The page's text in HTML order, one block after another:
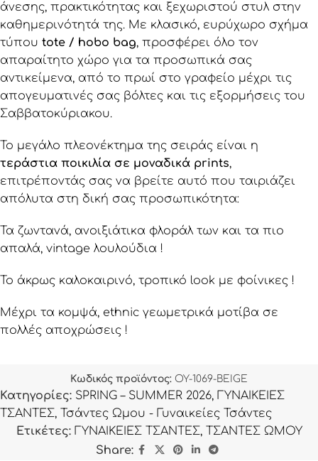
άνεσης, πρακτικότητας και ξεχωριστού στυλ στην
καθημερινότητά της. Με κλασικό, ευρύχωρο σχήμα
τύπου tote / hobo bag, προσφέρει όλο τον
απαραίτητο χώρο για τα προσωπικά σας
αντικείμενα, από το πρωί στο γραφείο μέχρι τις
απογευματινές σας βόλτες και τις εξορμήσεις του
Σαββατοκύριακου.
Το μεγάλο πλεονέκτημα της σειράς είναι η
τεράστια ποικιλία σε μοναδικά prints,
επιτρέποντάς σας να βρείτε αυτό που ταιριάζει
απόλυτα στη δική σας προσωπικότητα:
Τα ζωντανά, ανοιξιάτικα φλοράλ των και τα πιο
απαλά, vintage λουλούδια !
Το άκρως καλοκαιρινό, τροπικό look με φοίνικες !
Μέχρι τα κομψά, ethnic γεωμετρικά μοτίβα σε
πολλές αποχρώσεις !
Κωδικός προϊόντος: OY-1069-BEIGE
Κατηγορίες: SPRING – SUMMER 2026, ΓΥΝΑΙΚΕΙΕΣ
ΤΣΑΝΤΕΣ, Τσάντες Ωμου - Γυναικείες Τσάντες
Ετικέτες: ΓΥΝΑΙΚΕΙΕΣ ΤΣΑΝΤΕΣ, ΤΣΑΝΤΕΣ ΩΜΟΥ
Share: